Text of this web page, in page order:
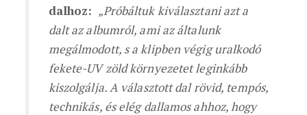
dalhoz: „Próbáltuk kiválasztani azt a
dalt az albumról, ami az általunk
megálmodott, s a klipben végig uralkodó
fekete-UV zöld környezetet leginkább
kiszolgálja. A választott dal rövid, tempós,
technikás, és elég dallamos ahhoz, hogy